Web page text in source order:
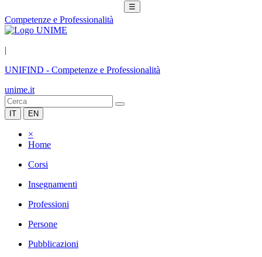
☰
Competenze e Professionalità
|
UNIFIND - Competenze e Professionalità
unime.it
IT EN
×
Home
Corsi
Insegnamenti
Professioni
Persone
Pubblicazioni